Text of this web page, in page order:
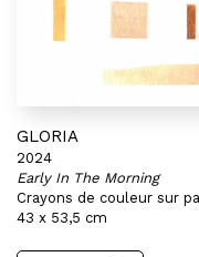
GLORIA
2024
Early In The Morning
Crayons de couleur sur
43 x 53,5 cm